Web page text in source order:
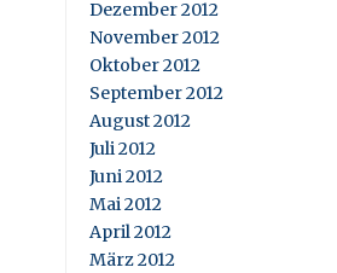
Dezember 2012
November 2012
Oktober 2012
September 2012
August 2012
Juli 2012
Juni 2012
Mai 2012
April 2012
März 2012